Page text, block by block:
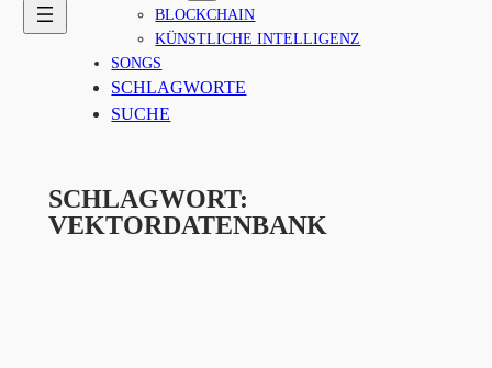
BLOCKCHAIN
KÜNSTLICHE INTELLIGENZ
SONGS
SCHLAGWORTE
SUCHE
SCHLAGWORT:
VEKTORDATENBANK